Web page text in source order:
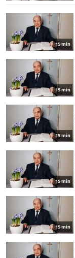
15 min
15 min
15 min
15 min
15 min